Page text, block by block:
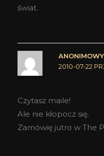
świat.
ANONIMOWY
2010-07-22
Czytasz maile!
Ale nie kłopocz się.
Zamówię jutro w The